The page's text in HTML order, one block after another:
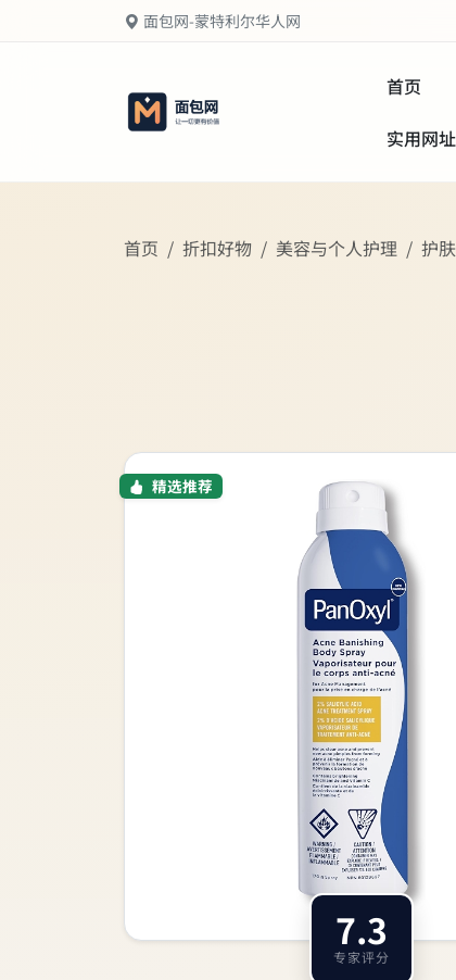
面包网-蒙特利尔华人网
首页
实用网址
首页 折扣好物 美容与个人护理 护
精选推荐
7.3
专家评分